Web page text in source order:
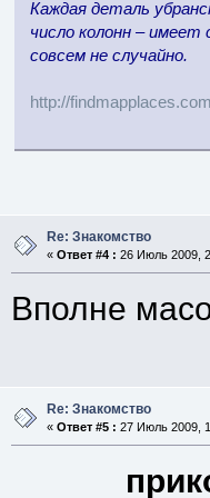
Каждая деталь
число колонн –
совсем не случайно.
http://
Re: Знакомство
« Ответ #4 : 26 Июль 2009,
Вполне
Re: Знакомство
« Ответ #5 : 27 Июль 2009,